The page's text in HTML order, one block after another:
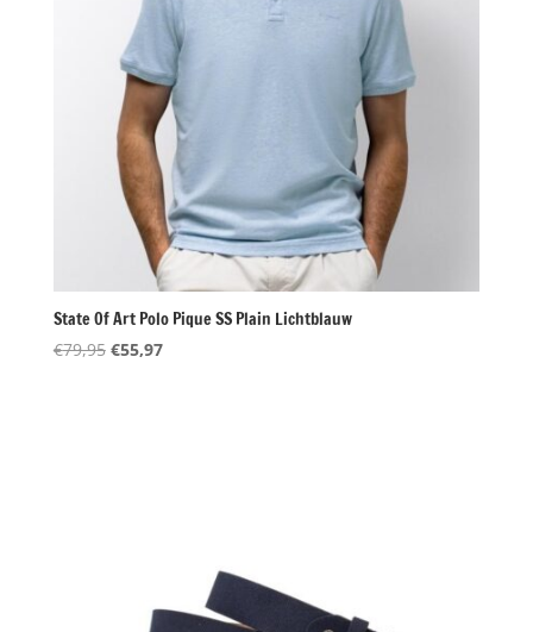
State Of Art Polo Pique SS Plain Lichtblauw
€79,95 Oorspronkelijke
€55,97Huidige